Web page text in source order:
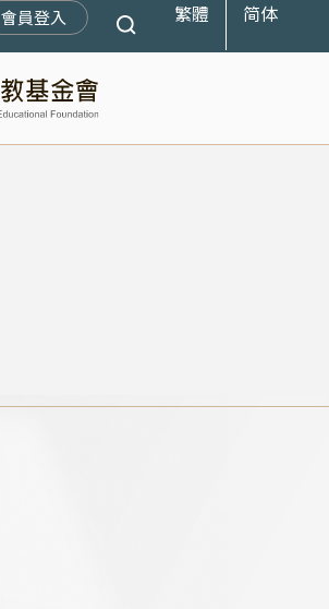
會員登入 繁體 简体